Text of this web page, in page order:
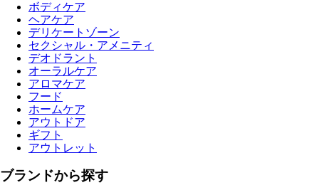
ボディケア
ヘアケア
デリケートゾーン
セクシャル・アメニティ
デオドラント
オーラルケア
アロマケア
フード
ホームケア
アウトドア
ギフト
アウトレット
ブランドから探す